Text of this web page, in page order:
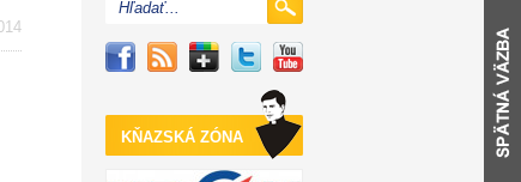
SÚŤAŽ
KŇAZSKÁ ZÓNA